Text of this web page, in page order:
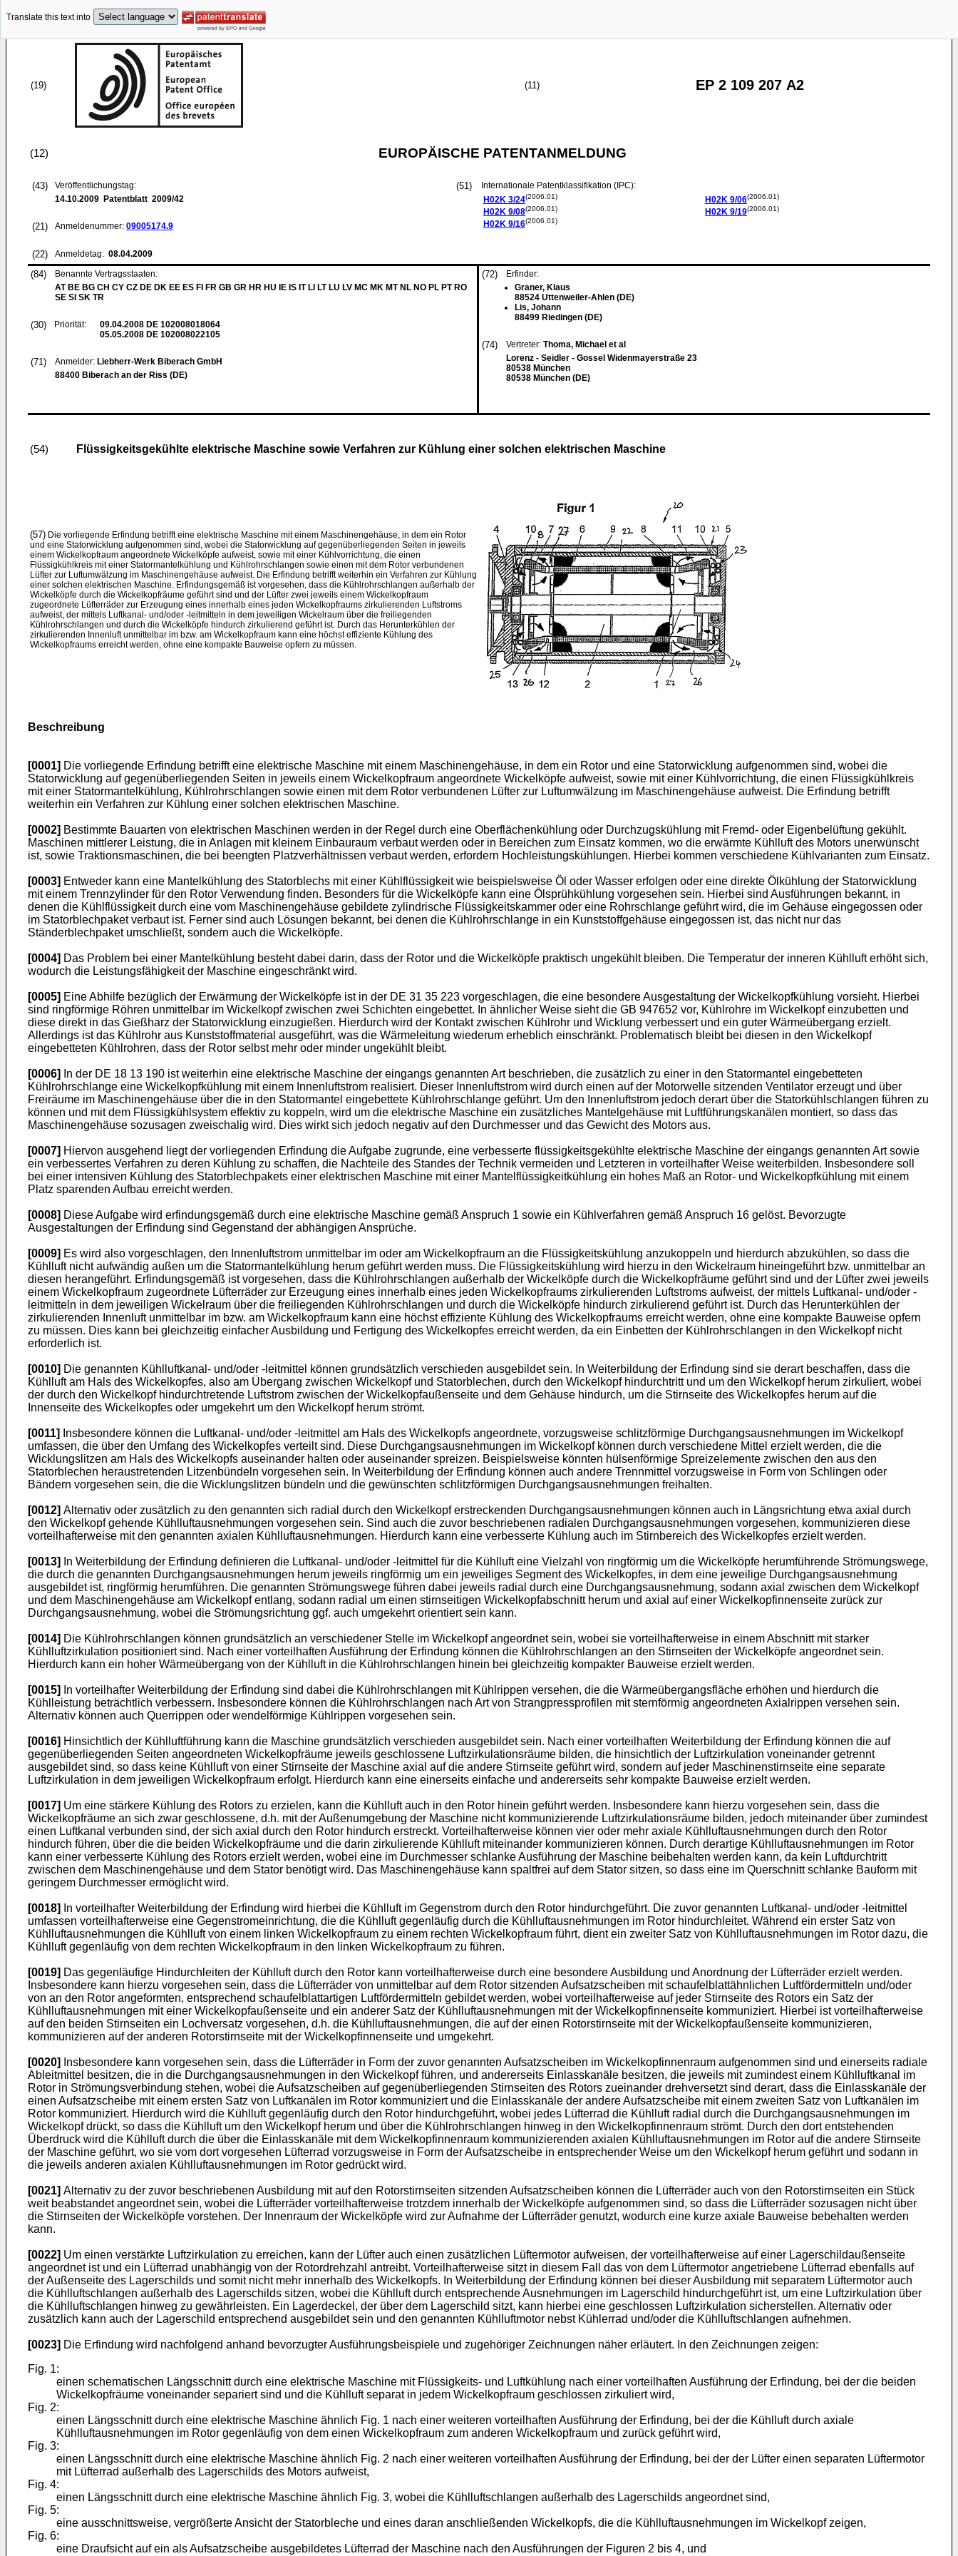
Translate this text into
(19) (11) EP 2 109 207 A2
(12) EUROPÄISCHE PATENTANMELDUNG
(43)
Veröffentlichungstag:
14.10.2009 Patentblatt 2009/42
(21) Anmeldenummer: 09005174.9
(22) Anmeldetag: 08.04.2009
(51)
Internationale Patentklassifikation (IPC):
H02K 3/24(2006.01)
H02K 9/08(2006.01)
H02K 9/16(2006.01)
H02K 9/06(2006.01)
H02K 9/19(2006.01)
(84)
Benannte Vertragsstaaten:
AT BE BG CH CY CZ DE DK EE ES FI FR GB GR HR HU IE IS IT LI LT LU LV MC MK MT NL NO PL PT RO
SE SI SK TR
(30) Priorität: 09.04.2008 DE 102008018064
05.05.2008 DE 102008022105
(71) Anmelder: Liebherr-Werk Biberach GmbH
88400 Biberach an der Riss (DE)
(72)
Erfinder:
Graner, Klaus
88524 Uttenweiler-Ahlen (DE)
Lis, Johann
88499 Riedingen (DE)
(74) Vertreter: Thoma, Michael et al
Lorenz - Seidler - Gossel Widenmayerstraße 23
80538 München
80538 München (DE)
(54) Flüssigkeitsgekühlte elektrische Maschine sowie Verfahren zur Kühlung einer solchen elektrischen Maschine
(57) Die vorliegende Erfindung betrifft eine elektrische Maschine mit einem Maschinengehäuse, in dem ein Rotor
und eine Statorwicklung aufgenommen sind, wobei die Statorwicklung auf gegenüberliegenden Seiten in jeweils
einem Wickelkopfraum angeordnete Wickelköpfe aufweist, sowie mit einer Kühlvorrichtung, die einen
Flüssigkühlkreis mit einer Statormantelkühlung und Kühlrohrschlangen sowie einen mit dem Rotor verbundenen
Lüfter zur Luftumwälzung im Maschinengehäuse aufweist. Die Erfindung betrifft weiterhin ein Verfahren zur Kühlung
einer solchen elektrischen Maschine. Erfindungsgemäß ist vorgesehen, dass die Kühlrohrschlangen außerhalb der
Wickelköpfe durch die Wickelkopfräume geführt sind und der Lüfter zwei jeweils einem Wickelkopfraum
zugeordnete Lüfterräder zur Erzeugung eines innerhalb eines jeden Wickelkopfraums zirkulierenden Luftstroms
aufweist, der mittels Luftkanal- und/oder -leitmitteln in dem jeweiligen Wickelraum über die freiliegenden
Kühlrohrschlangen und durch die Wickelköpfe hindurch zirkulierend geführt ist. Durch das Herunterkühlen der
zirkulierenden Innenluft unmittelbar im bzw. am Wickelkopfraum kann eine höchst effiziente Kühlung des
Wickelkopfraums erreicht werden, ohne eine kompakte Bauweise opfern zu müssen.
Beschreibung
[0001] Die vorliegende Erfindung betrifft eine elektrische Maschine mit einem Maschinengehäuse, in dem ein Rotor und eine Statorwicklung aufgenommen sind, wobei die
Statorwicklung auf gegenüberliegenden Seiten in jeweils einem Wickelkopfraum angeordnete Wickelköpfe aufweist, sowie mit einer Kühlvorrichtung, die einen Flüssigkühlkreis
mit einer Statormantelkühlung, Kühlrohrschlangen sowie einen mit dem Rotor verbundenen Lüfter zur Luftumwälzung im Maschinengehäuse aufweist. Die Erfindung betrifft
weiterhin ein Verfahren zur Kühlung einer solchen elektrischen Maschine.
[0002] Bestimmte Bauarten von elektrischen Maschinen werden in der Regel durch eine Oberflächenkühlung oder Durchzugskühlung mit Fremd- oder Eigenbelüftung gekühlt.
Maschinen mittlerer Leistung, die in Anlagen mit kleinem Einbauraum verbaut werden oder in Bereichen zum Einsatz kommen, wo die erwärmte Kühlluft des Motors unerwünscht
ist, sowie Traktionsmaschinen, die bei beengten Platzverhältnissen verbaut werden, erfordern Hochleistungskühlungen. Hierbei kommen verschiedene Kühlvarianten zum Einsatz.
[0003] Entweder kann eine Mantelkühlung des Statorblechs mit einer Kühlflüssigkeit wie beispielsweise Öl oder Wasser erfolgen oder eine direkte Ölkühlung der Statorwicklung
mit einem Trennzylinder für den Rotor Verwendung finden. Besonders für die Wickelköpfe kann eine Ölsprühkühlung vorgesehen sein. Hierbei sind Ausführungen bekannt, in
denen die Kühlflüssigkeit durch eine vom Maschinengehäuse gebildete zylindrische Flüssigkeitskammer oder eine Rohrschlange geführt wird, die im Gehäuse eingegossen oder
im Statorblechpaket verbaut ist. Ferner sind auch Lösungen bekannt, bei denen die Kühlrohrschlange in ein Kunststoffgehäuse eingegossen ist, das nicht nur das
Ständerblechpaket umschließt, sondern auch die Wickelköpfe.
[0004] Das Problem bei einer Mantelkühlung besteht dabei darin, dass der Rotor und die Wickelköpfe praktisch ungekühlt bleiben. Die Temperatur der inneren Kühlluft erhöht sich,
wodurch die Leistungsfähigkeit der Maschine eingeschränkt wird.
[0005] Eine Abhilfe bezüglich der Erwärmung der Wickelköpfe ist in der DE 31 35 223 vorgeschlagen, die eine besondere Ausgestaltung der Wickelkopfkühlung vorsieht. Hierbei
sind ringförmige Röhren unmittelbar im Wickelkopf zwischen zwei Schichten eingebettet. In ähnlicher Weise sieht die GB 947652 vor, Kühlrohre im Wickelkopf einzubetten und
diese direkt in das Gießharz der Statorwicklung einzugießen. Hierdurch wird der Kontakt zwischen Kühlrohr und Wicklung verbessert und ein guter Wärmeübergang erzielt.
Allerdings ist das Kühlrohr aus Kunststoffmaterial ausgeführt, was die Wärmeleitung wiederum erheblich einschränkt. Problematisch bleibt bei diesen in den Wickelkopf
eingebetteten Kühlrohren, dass der Rotor selbst mehr oder minder ungekühlt bleibt.
[0006] In der DE 18 13 190 ist weiterhin eine elektrische Maschine der eingangs genannten Art beschrieben, die zusätzlich zu einer in den Statormantel eingebetteten
Kühlrohrschlange eine Wickelkopfkühlung mit einem Innenluftstrom realisiert. Dieser Innenluftstrom wird durch einen auf der Motorwelle sitzenden Ventilator erzeugt und über
Freiräume im Maschinengehäuse über die in den Statormantel eingebettete Kühlrohrschlange geführt. Um den Innenluftstrom jedoch derart über die Statorkühlschlangen führen zu
können und mit dem Flüssigkühlsystem effektiv zu koppeln, wird um die elektrische Maschine ein zusätzliches Mantelgehäuse mit Luftführungskanälen montiert, so dass das
Maschinengehäuse sozusagen zweischalig wird. Dies wirkt sich jedoch negativ auf den Durchmesser und das Gewicht des Motors aus.
[0007] Hiervon ausgehend liegt der vorliegenden Erfindung die Aufgabe zugrunde, eine verbesserte flüssigkeitsgekühlte elektrische Maschine der eingangs genannten Art sowie
ein verbessertes Verfahren zu deren Kühlung zu schaffen, die Nachteile des Standes der Technik vermeiden und Letzteren in vorteilhafter Weise weiterbilden. Insbesondere soll
bei einer intensiven Kühlung des Statorblechpakets einer elektrischen Maschine mit einer Mantelflüssigkeitkühlung ein hohes Maß an Rotor- und Wickelkopfkühlung mit einem
Platz sparenden Aufbau erreicht werden.
[0008] Diese Aufgabe wird erfindungsgemäß durch eine elektrische Maschine gemäß Anspruch 1 sowie ein Kühlverfahren gemäß Anspruch 16 gelöst. Bevorzugte
Ausgestaltungen der Erfindung sind Gegenstand der abhängigen Ansprüche.
[0009] Es wird also vorgeschlagen, den Innenluftstrom unmittelbar im oder am Wickelkopfraum an die Flüssigkeitskühlung anzukoppeln und hierdurch abzukühlen, so dass die
Kühlluft nicht aufwändig außen um die Statormantelkühlung herum geführt werden muss. Die Flüssigkeitskühlung wird hierzu in den Wickelraum hineingeführt bzw. unmittelbar an
diesen herangeführt. Erfindungsgemäß ist vorgesehen, dass die Kühlrohrschlangen außerhalb der Wickelköpfe durch die Wickelkopfräume geführt sind und der Lüfter zwei jeweils
einem Wickelkopfraum zugeordnete Lüfterräder zur Erzeugung eines innerhalb eines jeden Wickelkopfraums zirkulierenden Luftstroms aufweist, der mittels Luftkanal- und/oder -
leitmitteln in dem jeweiligen Wickelraum über die freiliegenden Kühlrohrschlangen und durch die Wickelköpfe hindurch zirkulierend geführt ist. Durch das Herunterkühlen der
zirkulierenden Innenluft unmittelbar im bzw. am Wickelkopfraum kann eine höchst effiziente Kühlung des Wickelkopfraums erreicht werden, ohne eine kompakte Bauweise opfern
zu müssen. Dies kann bei gleichzeitig einfacher Ausbildung und Fertigung des Wickelkopfes erreicht werden, da ein Einbetten der Kühlrohrschlangen in den Wickelkopf nicht
erforderlich ist.
[0010] Die genannten Kühlluftkanal- und/oder -leitmittel können grundsätzlich verschieden ausgebildet sein. In Weiterbildung der Erfindung sind sie derart beschaffen, dass die
Kühlluft am Hals des Wickelkopfes, also am Übergang zwischen Wickelkopf und Statorblechen, durch den Wickelkopf hindurchtritt und um den Wickelkopf herum zirkuliert, wobei
der durch den Wickelkopf hindurchtretende Luftstrom zwischen der Wickelkopfaußenseite und dem Gehäuse hindurch, um die Stirnseite des Wickelkopfes herum auf die
Innenseite des Wickelkopfes oder umgekehrt um den Wickelkopf herum strömt.
[0011]
Insbesondere können die Luftkanal- und/oder -leitmittel am Hals des Wickelkopfs angeordnete, vorzugsweise schlitzförmige Durchgangsausnehmungen im Wickelkopf
umfassen, die über den Umfang des Wickelkopfes verteilt sind. Diese Durchgangsausnehmungen im Wickelkopf können durch verschiedene Mittel erzielt werden, die die
Wicklungslitzen am Hals des Wickelkopfs auseinander halten oder auseinander spreizen. Beispielsweise könnten hülsenförmige Spreizelemente zwischen den aus den
Statorblechen heraustretenden Litzenbündeln vorgesehen sein. In Weiterbildung der Erfindung können auch andere Trennmittel vorzugsweise in Form von Schlingen oder
Bändern vorgesehen sein, die die Wicklungslitzen bündeln und die gewünschten schlitzförmigen Durchgangsausnehmungen freihalten.
[0012] Alternativ oder zusätzlich zu den genannten sich radial durch den Wickelkopf erstreckenden Durchgangsausnehmungen können auch in Längsrichtung etwa axial durch
den Wickelkopf gehende Kühlluftausnehmungen vorgesehen sein. Sind auch die zuvor beschriebenen radialen Durchgangsausnehmungen vorgesehen, kommunizieren diese
vorteilhafterweise mit den genannten axialen Kühlluftausnehmungen. Hierdurch kann eine verbesserte Kühlung auch im Stirnbereich des Wickelkopfes erzielt werden.
[0013]
In Weiterbildung der Erfindung definieren die Luftkanal- und/oder -leitmittel für die Kühlluft eine Vielzahl von ringförmig um die Wickelköpfe herumführende Strömungswege,
die durch die genannten Durchgangsausnehmungen herum jeweils ringförmig um ein jeweiliges Segment des Wickelkopfes, in dem eine jeweilige Durchgangsausnehmung
ausgebildet ist, ringförmig herumführen. Die genannten Strömungswege führen dabei jeweils radial durch eine Durchgangsausnehmung, sodann axial zwischen dem Wickelkopf
und dem Maschinengehäuse am Wickelkopf entlang, sodann radial um einen stirnseitigen Wickelkopfabschnitt herum und axial auf einer Wickelkopfinnenseite zurück zur
Durchgangsausnehmung, wobei die Strömungsrichtung ggf. auch umgekehrt orientiert sein kann.
[0014] Die Kühlrohrschlangen können grundsätzlich an verschiedener Stelle im Wickelkopf angeordnet sein, wobei sie vorteilhafterweise in einem Abschnitt mit starker
Kühlluftzirkulation positioniert sind. Nach einer vorteilhaften Ausführung der Erfindung können die Kühlrohrschlangen an den Stirnseiten der Wickelköpfe angeordnet sein.
Hierdurch kann ein hoher Wärmeübergang von der Kühlluft in die Kühlrohrschlangen hinein bei gleichzeitig kompakter Bauweise erzielt werden.
[0015]
In vorteilhafter Weiterbildung der Erfindung sind dabei die Kühlrohrschlangen mit Kühlrippen versehen, die die Wärmeübergangsfläche erhöhen und hierdurch die
Kühlleistung beträchtlich verbessern. Insbesondere können die Kühlrohrschlangen nach Art von Strangpressprofilen mit sternförmig angeordneten Axialrippen versehen sein.
Alternativ können auch Querrippen oder wendelförmige Kühlrippen vorgesehen sein.
[0016] Hinsichtlich der Kühlluftführung kann die Maschine grundsätzlich verschieden ausgebildet sein. Nach einer vorteilhaften Weiterbildung der Erfindung können die auf
gegenüberliegenden Seiten angeordneten Wickelkopfräume jeweils geschlossene Luftzirkulationsräume bilden, die hinsichtlich der Luftzirkulation voneinander getrennt
ausgebildet sind, so dass keine Kühlluft von einer Stirnseite der Maschine axial auf die andere Stirnseite geführt wird, sondern auf jeder Maschinenstirnseite eine separate
Luftzirkulation in dem jeweiligen Wickelkopfraum erfolgt. Hierdurch kann eine einerseits einfache und andererseits sehr kompakte Bauweise erzielt werden.
[0017] Um eine stärkere Kühlung des Rotors zu erzielen, kann die Kühlluft auch in den Rotor hinein geführt werden. Insbesondere kann hierzu vorgesehen sein, dass die
Wickelkopfräume an sich zwar geschlossene, d.h. mit der Außenumgebung der Maschine nicht kommunizierende Luftzirkulationsräume bilden, jedoch miteinander über zumindest
einen Luftkanal verbunden sind, der sich axial durch den Rotor hindurch erstreckt. Vorteilhafterweise können vier oder mehr axiale Kühlluftausnehmungen durch den Rotor
hindurch führen, über die die beiden Wickelkopfräume und die darin zirkulierende Kühlluft miteinander kommunizieren können. Durch derartige Kühlluftausnehmungen im Rotor
kann einer verbesserte Kühlung des Rotors erzielt werden, wobei eine im Durchmesser schlanke Ausführung der Maschine beibehalten werden kann, da kein Luftdurchtritt
zwischen dem Maschinengehäuse und dem Stator benötigt wird. Das Maschinengehäuse kann spaltfrei auf dem Stator sitzen, so dass eine im Querschnitt schlanke Bauform mit
geringem Durchmesser ermöglicht wird.
[0018]
In vorteilhafter Weiterbildung der Erfindung wird hierbei die Kühlluft im Gegenstrom durch den Rotor hindurchgeführt. Die zuvor genannten Luftkanal- und/oder -leitmittel
umfassen vorteilhafterweise eine Gegenstromeinrichtung, die die Kühlluft gegenläufig durch die Kühlluftausnehmungen im Rotor hindurchleitet. Während ein erster Satz von
Kühlluftausnehmungen die Kühlluft von einem linken Wickelkopfraum zu einem rechten Wickelkopfraum führt, dient ein zweiter Satz von Kühlluftausnehmungen im Rotor dazu, die
Kühlluft gegenläufig von dem rechten Wickelkopfraum in den linken Wickelkopfraum zu führen.
[0019] Das gegenläufige Hindurchleiten der Kühlluft durch den Rotor kann vorteilhafterweise durch eine besondere Ausbildung und Anordnung der Lüfterräder erzielt werden.
Insbesondere kann hierzu vorgesehen sein, dass die Lüfterräder von unmittelbar auf dem Rotor sitzenden Aufsatzscheiben mit schaufelblattähnlichen Luftfördermitteln und/oder
von an den Rotor angeformten, entsprechend schaufelblattartigen Luftfördermitteln gebildet werden, wobei vorteilhafterweise auf jeder Stirnseite des Rotors ein Satz der
Kühlluftausnehmungen mit einer Wickelkopfaußenseite und ein anderer Satz der Kühlluftausnehmungen mit der Wickelkopfinnenseite kommuniziert. Hierbei ist vorteilhafterweise
auf den beiden Stirnseiten ein Lochversatz vorgesehen, d.h. die Kühlluftausnehmungen, die auf der einen Rotorstirnseite mit der Wickelkopfaußenseite kommunizieren,
kommunizieren auf der anderen Rotorstirnseite mit der Wickelkopfinnenseite und umgekehrt.
[0020]
Insbesondere kann vorgesehen sein, dass die Lüfterräder in Form der zuvor genannten Aufsatzscheiben im Wickelkopfinnenraum aufgenommen sind und einerseits radiale
Ableitmittel besitzen, die in die Durchgangsausnehmungen in den Wickelkopf führen, und andererseits Einlasskanäle besitzen, die jeweils mit zumindest einem Kühlluftkanal im
Rotor in Strömungsverbindung stehen, wobei die Aufsatzscheiben auf gegenüberliegenden Stirnseiten des Rotors zueinander drehversetzt sind derart, dass die Einlasskanäle der
einen Aufsatzscheibe mit einem ersten Satz von Luftkanälen im Rotor kommuniziert und die Einlasskanäle der andere Aufsatzscheibe mit einem zweiten Satz von Luftkanälen im
Rotor kommuniziert. Hierdurch wird die Kühlluft gegenläufig durch den Rotor hindurchgeführt, wobei jedes Lüfterrad die Kühlluft radial durch die Durchgangsausnehmungen im
Wickelkopf drückt, so dass die Kühlluft um den Wickelkopf herum und über die Kühlrohrschlangen hinweg in den Wickelkopfinnenraum strömt. Durch den dort entstehenden
Überdruck wird die Kühlluft durch die über die Einlasskanäle mit dem Wickelkopfinnenraum kommunizierenden axialen Kühlluftausnehmungen im Rotor auf die andere Stirnseite
der Maschine geführt, wo sie vom dort vorgesehen Lüfterrad vorzugsweise in Form der Aufsatzscheibe in entsprechender Weise um den Wickelkopf herum geführt und sodann in
die jeweils anderen axialen Kühlluftausnehmungen im Rotor gedrückt wird.
[0021] Alternativ zu der zuvor beschriebenen Ausbildung mit auf den Rotorstirnseiten sitzenden Aufsatzscheiben können die Lüfterräder auch von den Rotorstirnseiten ein Stück
weit beabstandet angeordnet sein, wobei die Lüfterräder vorteilhafterweise trotzdem innerhalb der Wickelköpfe aufgenommen sind, so dass die Lüfterräder sozusagen nicht über
die Stirnseiten der Wickelköpfe vorstehen. Der Innenraum der Wickelköpfe wird zur Aufnahme der Lüfterräder genutzt, wodurch eine kurze axiale Bauweise bebehalten werden
kann.
[0022] Um einen verstärkte Luftzirkulation zu erreichen, kann der Lüfter auch einen zusätzlichen Lüftermotor aufweisen, der vorteilhafterweise auf einer Lagerschildaußenseite
angeordnet ist und ein Lüfterrad unabhängig von der Rotordrehzahl antreibt. Vorteilhafterweise sitzt in diesem Fall das von dem Lüftermotor angetriebene Lüfterrad ebenfalls auf
der Außenseite des Lagerschilds und somit nicht mehr innerhalb des Wickelkopfs. In Weiterbildung der Erfindung können bei dieser Ausbildung mit separatem Lüftermotor auch
die Kühlluftschlangen außerhalb des Lagerschilds sitzen, wobei die Kühlluft durch entsprechende Ausnehmungen im Lagerschild hindurchgeführt ist, um eine Luftzirkulation über
die Kühlluftschlangen hinweg zu gewährleisten. Ein Lagerdeckel, der über dem Lagerschild sitzt, kann hierbei eine geschlossen Luftzirkulation sicherstellen. Alternativ oder
zusätzlich kann auch der Lagerschild entsprechend ausgebildet sein und den genannten Kühlluftmotor nebst Kühlerrad und/oder die Kühlluftschlangen aufnehmen.
[0023] Die Erfindung wird nachfolgend anhand bevorzugter Ausführungsbeispiele und zugehöriger Zeichnungen näher erläutert. In den Zeichnungen zeigen:
Fig. 1:
einen schematischen Längsschnitt durch eine elektrische Maschine mit Flüssigkeits- und Luftkühlung nach einer vorteilhaften Ausführung der Erfindung, bei der die beiden
Wickelkopfräume voneinander separiert sind und die Kühlluft separat in jedem Wickelkopfraum geschlossen zirkuliert wird,
Fig. 2:
einen Längsschnitt durch eine elektrische Maschine ähnlich Fig. 1 nach einer weiteren vorteilhaften Ausführung der Erfindung, bei der die Kühlluft durch axiale
Kühlluftausnehmungen im Rotor gegenläufig von dem einen Wickelkopfraum zum anderen Wickelkopfraum und zurück geführt wird,
Fig. 3:
einen Längsschnitt durch eine elektrische Maschine ähnlich Fig. 2 nach einer weiteren vorteilhaften Ausführung der Erfindung, bei der der Lüfter einen separaten Lüftermotor
mit Lüfterrad außerhalb des Lagerschilds des Motors aufweist,
Fig. 4:
einen Längsschnitt durch eine elektrische Maschine ähnlich Fig. 3, wobei die Kühlluftschlangen außerhalb des Lagerschilds angeordnet sind,
Fig. 5:
eine ausschnittsweise, vergrößerte Ansicht der Statorbleche und eines daran anschließenden Wickelkopfs, die die Kühlluftausnehmungen im Wickelkopf zeigen,
Fig. 6:
eine Draufsicht auf ein als Aufsatzscheibe ausgebildetes Lüfterrad der Maschine nach den Ausführungen der Figuren 2 bis 4, und